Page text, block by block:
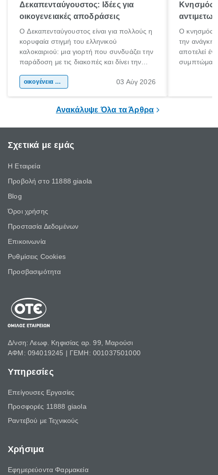
Δεκαπενταύγουστος: Ιδέες για
οικογενειακές αποδράσεις
Ο Δεκαπενταύγουστος είναι για πολλούς η
κορυφαία στιγμή του ελληνικού
καλοκαιριού: μια γιορτή που συνδυάζει την
παράδοση με τις διακοπές και δίνει την
χώρας. Είτε πρόκειται για λίγες μέρες
οικογένεια & παιδί 03 Αύγ 2026
Κνησμός:
Ο κνησμός
την ανάγκη
αποτελεί
Ανακάλυψε Όλα τα Άρθρα
Σχετικά με εμάς
Η Εταιρεία
Προβολή στο 11888 giaola
Blog
Όροι χρήσης
Προστασία Δεδομένων
Επικοινωνία
Ρυθμίσεις Cookies
Προσβασιμότητα
Δ/νση: Λεωφ. Κηφισίας αρ. 99, Μαρούσι
ΑΦΜ: 094019245 | ΓΕΜΗ: 001037501000
Υπηρεσίες
Επείγουσες Εργασίες
Προσφορές 11888 giaola
Ραντεβού με Τεχνικούς
Χρήσιμα
Εφημερεύοντα Φαρμακεία